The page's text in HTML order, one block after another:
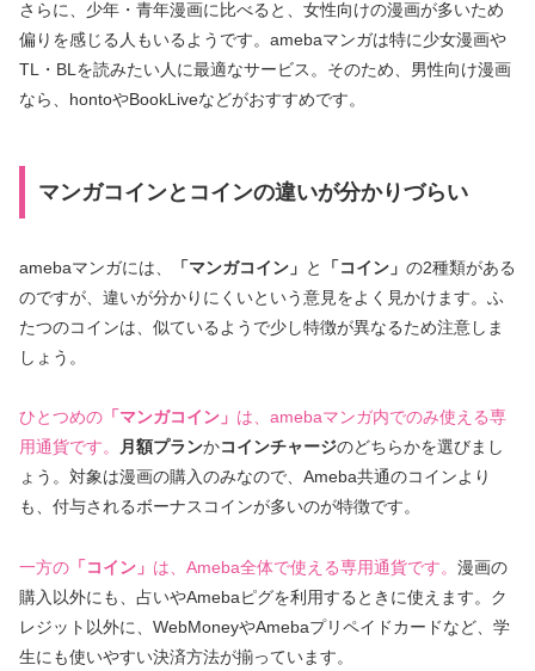
さらに、少年・青年漫画に比べると、女性向けの漫画が多いため
偏りを感じる人もいるようです。amebaマンガは特に少女漫画や
TL・BLを読みたい人に最適なサービス。そのため、男性向け漫画
なら、hontoやBookLiveなどがおすすめです。
マンガコインとコインの違いが分かりづらい
amebaマンガには、 「マンガコイン」 と 「コイン」 の2種類がある
のですが、違いが分かりにくいという意見をよく見かけます。ふ
たつのコインは、似ているようで少し特徴が異なるため注意しま
しょう。
ひとつめの 「マンガコイン」 は、amebaマンガ内でのみ使える専
用通貨です。
月額プランかコインチャージのどちらかを選びまし
ょう。対象は漫画の購入のみなので、Ameba共通のコインより
も、付与されるボーナスコインが多いのが特徴です。
一方の 「コイン」 は、Ameba全体で使える専用通貨です。 漫画の
購入以外にも、占いやAmebaピグを利用するときに使えます。ク
レジット以外に、WebMoneyやAmebaプリペイドカードなど、学
生にも使いやすい決済方法が揃っています。